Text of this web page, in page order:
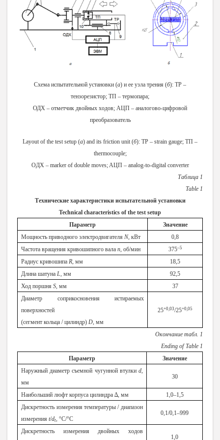
Схема испытательной установки (а) и ее узла трения (б): ТР –
тензорезистор; ТП – термопара;
ОДХ – отметчик двойных ходов; АЦП – аналогово-цифровой
преобразователь
Layout of the test setup (a) and its friction unit (б): ТР – strain gauge; TП –
thermocouple;
OДХ– marker of double moves; AЦП – analog-to-digital converter
Таблица 1
Table 1
Технические характеристики испытательной установки
Technical characteristics of the test setup
Параметр
Значение
Мощность приводного электродвигателя N, кВт
0,8
Частота вращения кривошипного вала n, об/мин 375–5
Радиус кривошипа R, мм
18,5
Длина шатуна L, мм
92,5
Ход поршня S, мм
37
Диаметр соприкосновения истираемых
поверхностей
(сегмент кольца / цилиндр) D, мм
25+0,03/25+0,05
Окончание табл. 1
Ending of Table 1
Параметр
Значение
Наружный диаметр съемной чугунной втулки d,
мм
30
Наибольший люфт корпуса цилиндра ∆, мм
1,0–1,5
Дискретность измерения температуры / диапазон
измерения t/dt, °С/°С
0,1/0,1–999
Дискретность измерения двойных ходов
1,0